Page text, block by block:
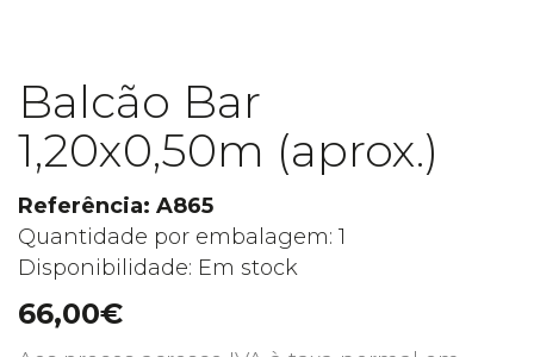
Balcão Bar
1,20x0,50m (aprox.)
Referência: A865
Quantidade por embalagem: 1
Disponibilidade: Em stock
66,00€